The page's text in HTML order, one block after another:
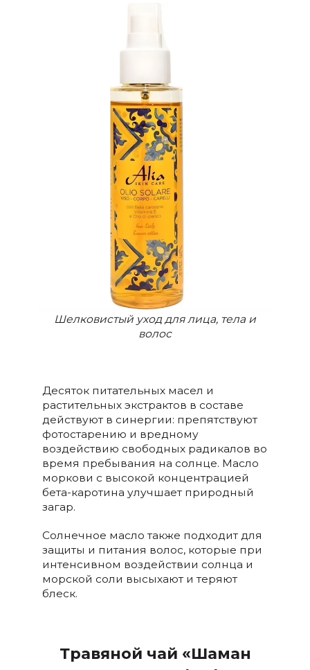
Шелковистый уход для лица, тела и
волос
Десяток питательных масел и
растительных экстрактов в составе
действуют в синергии: препятствуют
фотостарению и вредному
воздействию свободных радикалов во
время пребывания на солнце. Масло
моркови с высокой концентрацией
бета-каротина улучшает природный
загар.
Солнечное масло также подходит для
защиты и питания волос, которые при
интенсивном воздействии солнца и
морской соли высыхают и теряют
блеск.
Травяной чай «Шаман